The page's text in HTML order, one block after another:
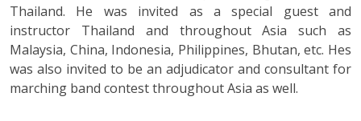
Thailand. He was invited as a special guest and
instructor Thailand and throughout Asia such as
Malaysia, China, Indonesia, Philippines, Bhutan, etc. Hes
was also invited to be an adjudicator and consultant for
marching band contest throughout Asia as well.